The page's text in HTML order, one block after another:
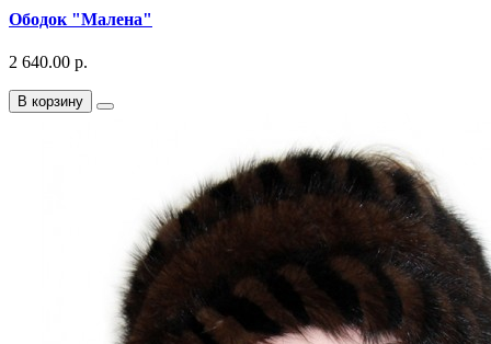
Ободок "Малена"
2 640.00 р.
В корзину